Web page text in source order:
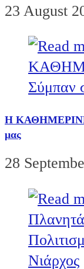
23 August
Η ΚΑΘΗΜΕΡΙΝΗ
μας
28